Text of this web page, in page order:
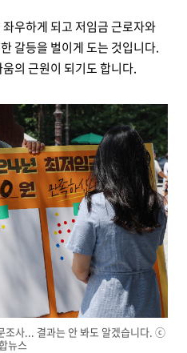
우하게 되고 저임금 근로자와
갈등을 벌이게 도는 것입니다.
의 근원이 되기도 합니다.
조사... 결과는 안 봐도 알겠습니다. ⓒ
뉴스